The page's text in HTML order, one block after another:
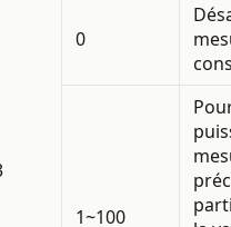
0
1~100